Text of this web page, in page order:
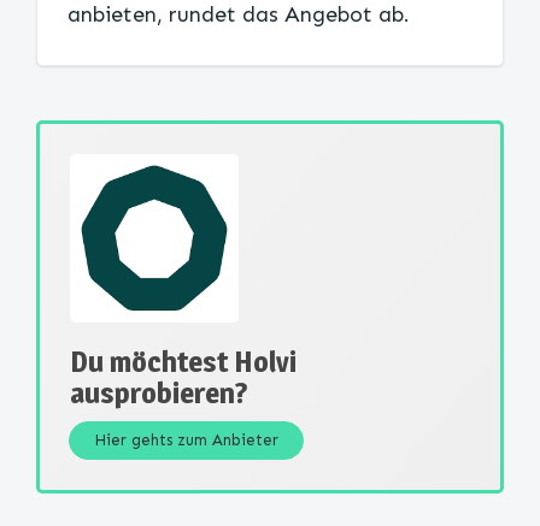
anbieten, rundet das Angebot ab.
Du möchtest Holvi
ausprobieren?
Hier gehts zum Anbieter